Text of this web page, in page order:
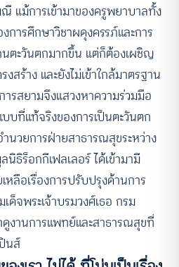
แม้การเข้ามาของครูพยาบาลทั้ง
การศึกษาวิชาผดุงครรภ์และการ
ตะวันตกมากขึ้น แต่ก็ต้องเผชิญ
สร้าง และยังไม่เข้าใกล้มาตรฐาน
รสยามจึงแสวงหาความร่วมมือ
บที่แท้จริงของการเป็นตะวันตก
ำนวยการฝ่ายสาธารณสุขระหว่าง
ธิร็อกกีเฟลเลอร์ ได้เข้ามามี
หลือเรื่องการปรับปรุงด้านการ
จพระเจ้าบรมวงศ์เธอ กรม
งานการแพทย์และสาธารณสุขที่
นส์